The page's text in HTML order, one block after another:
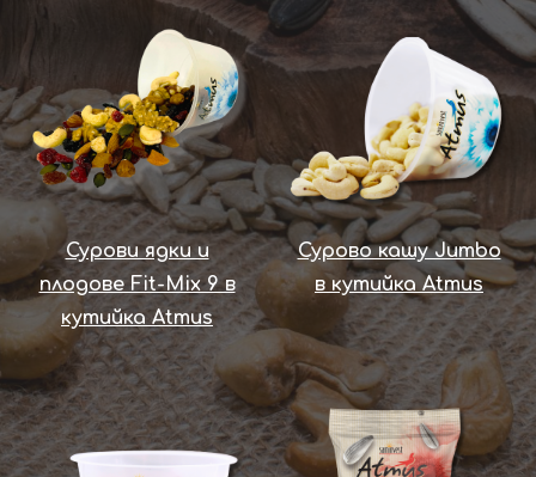
Сурови ядки и
плодове Fit-Mix 9 в
кутийка Atmus
Сурово кашу Jumbo
в кутийка Atmus